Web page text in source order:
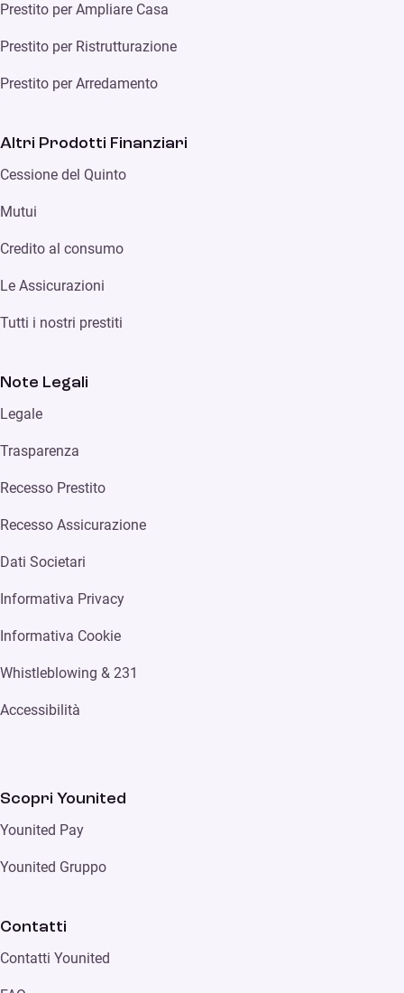
Prestito per Ampliare Casa
Prestito per Ristrutturazione
Prestito per Arredamento
Altri Prodotti Finanziari
Cessione del Quinto
Mutui
Credito al consumo
Le Assicurazioni
Tutti i nostri prestiti
Note Legali
Legale
Trasparenza
Recesso Prestito
Recesso Assicurazione
Dati Societari
Informativa Privacy
Informativa Cookie
Whistleblowing & 231
Accessibilità
Scopri Younited
Younited Pay
Younited Gruppo
Contatti
Contatti Younited